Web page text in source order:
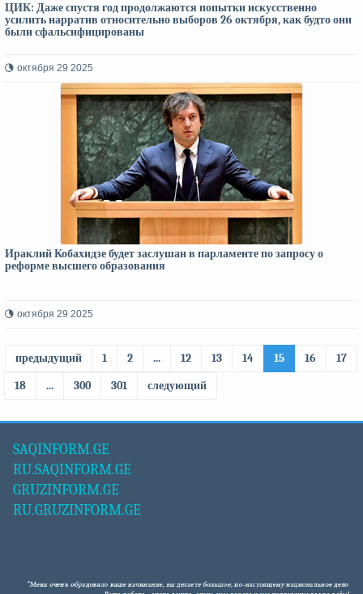
ЦИК: Даже спустя год продолжаются попытки искусственно
усилить нарратив относительно выборов 26 октября, как будто они
были сфальсифицированы
октября 29 2025
Ираклий Кобахидзе будет заслушан в парламенте по запросу о
реформе высшего образования
октября 29 2025
предыдущий 1 2 ... 12 13 14 15 16
17
18
... 300 301 следующий
SAQINFORM.GE
RU.SAQINFORM.GE
GRUZINFORM.GE
RU.GRUZINFORM.GE